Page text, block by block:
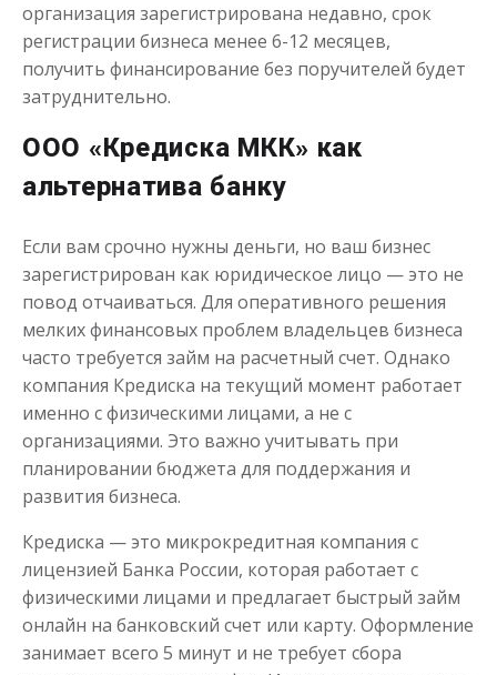
Деньги до зарплаты
Срок от 1до 21 дня
Получить
организация зарегистрирована недавно, срок
регистрации бизнеса менее 6-12 месяцев,
получить финансирование без поручителей будет
затруднительно.
ООО «Кредиска МКК» как
альтернатива банку
Если вам срочно нужны деньги, но ваш бизнес
зарегистрирован как юридическое лицо — это не
повод отчаиваться. Для оперативного решения
мелких финансовых проблем владельцев бизнеса
часто требуется займ на расчетный счет. Однако
компания Кредиска на текущий момент работает
именно с физическими лицами, а не с
организациями. Это важно учитывать при
планировании бюджета для поддержания и
развития бизнеса.
Кредиска — это микрокредитная компания с
лицензией Банка России, которая работает с
физическими лицами и предлагает быстрый займ
онлайн на банковский счет или карту. Оформление
занимает всего 5 минут и не требует сбора